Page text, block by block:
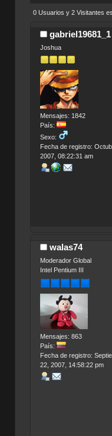
0 Usuarios y 2 Visitantes
gabriel19681_1
Joshua
Mensajes: 1842
País:
Sexo:
Fecha de registro:
2007, 08:22:31 am
walas74
Moderador Global
Intel Pentium III
Mensajes: 863
País:
Fecha de registro:
22, 2007, 14:58:22 pm